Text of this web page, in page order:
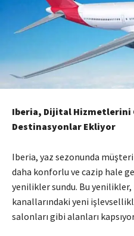
Iberia, Dijital Hizmetlerini
Destinasyonlar Ekliyor
Iberia, yaz sezonunda
daha konforlu ve cazip hale
yenilikler sundu. Bu
kanallarındaki yeni
salonları gibi alanları